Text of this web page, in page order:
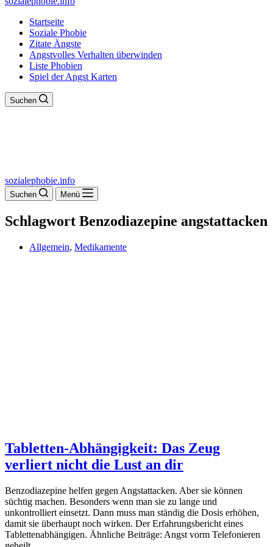
Startseite
Soziale Phobie
Zitate Ängste
Angstvolles Verhalten überwinden
Liste Phobien
Spiel der Angst Karten
Suchen
sozialephobie.info
Suchen Menü
Schlagwort Benzodiazepine angstattacken
Allgemein, Medikamente
Tabletten-Abhängigkeit: Das Zeug
verliert nicht die Lust an dir
Benzodiazepine helfen gegen Angstattacken. Aber sie können
süchtig machen. Besonders wenn man sie zu lange und
unkontrolliert einsetzt. Dann muss man ständig die Dosis erhöhen,
damit sie überhaupt noch wirken. Der Erfahrungsbericht eines
Tablettenabhängigen. Ähnliche Beiträge: Angst vorm Telefonieren